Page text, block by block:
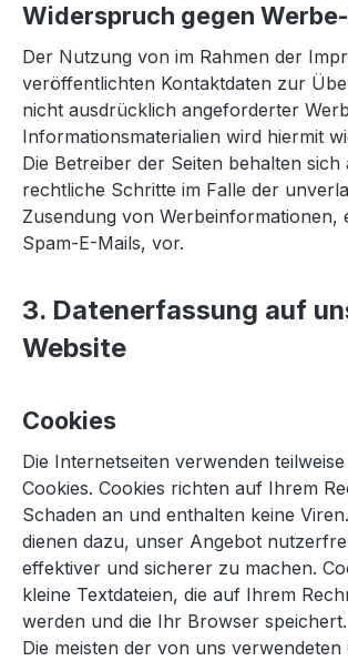
Widerspruch gegen
Der Nutzung von im Rahmen der
veröffentlichten Kontaktdaten zur
nicht ausdrücklich angeforderter
Informationsmaterialien wird hiermit
Die Betreiber der Seiten behalten
rechtliche Schritte im Falle der
Zusendung von Werbeinformationen,
Spam-E-Mails, vor.
3. Datenerfassung auf
Website
Cookies
Die Internetseiten verwenden
Cookies. Cookies richten auf Ihrem
Schaden an und enthalten keine
dienen dazu, unser Angebot
effektiver und sicherer zu machen.
kleine Textdateien, die auf Ihrem
werden und die Ihr Browser speichert.
Die meisten der von uns verwendeten